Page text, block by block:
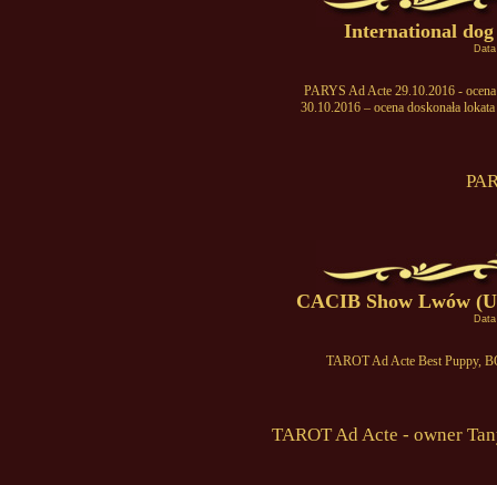
International
PARYS Ad Acte 29.10.2016 -
30.10.2016 – ocena doskonała
CACIB Show Lwów
TAROT Ad Acte Best Puppy,
TAROT Ad Acte - owner